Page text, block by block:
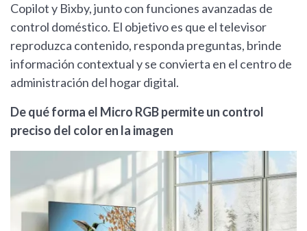
Copilot y Bixby, junto con funciones avanzadas de
control doméstico. El objetivo es que el televisor
reproduzca contenido, responda preguntas, brinde
información contextual y se convierta en el centro de
administración del hogar digital.
De qué forma el Micro RGB permite un control
preciso del color en la imagen